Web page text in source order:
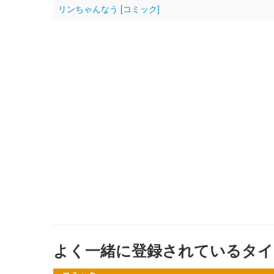
リンちゃんなう [コミック]
よく一緒に登録されているタ